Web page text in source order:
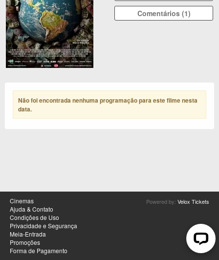
Comentários (1)
Não foi encontrada nenhuma programação para este filme nesta
data.
Cinemas
Ajuda & Contato
Condições de Uso
Privacidade e Segurança
Meia-Entrada
Promoções
Forma de Pagamento
Powered by: Velox Tickets